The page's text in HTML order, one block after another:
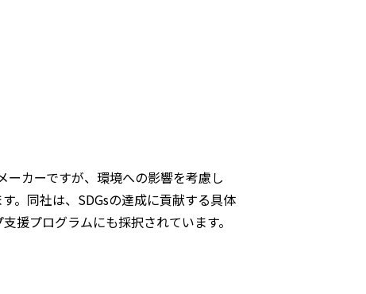
カーですが、環境への影響を考慮し
。同社は、SDGsの達成に貢献する具体
援プログラムにも採択されています。